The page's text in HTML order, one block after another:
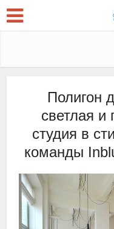
Полигон
светлая и
студия в
команды